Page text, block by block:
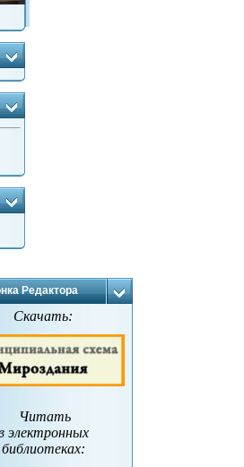
Редактора
Скачать:
Читать
электронных
библиотеках: